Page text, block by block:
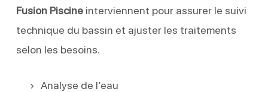
Fusion Piscineinterviennent pour assurer le suivi
technique du bassin et ajuster les traitements
selon les besoins.
Analyse de l’eau